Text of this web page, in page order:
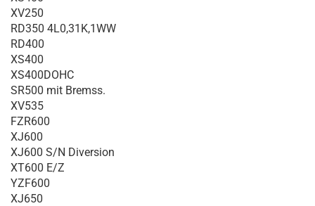
XV250
RD350 4L0,31K,1WW
RD400
XS400
XS400DOHC
SR500 mit Bremss.
XV535
FZR600
XJ600
XJ600 S/N Diversion
XT600 E/Z
YZF600
XJ650